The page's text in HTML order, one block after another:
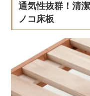
通気性抜群！清
ノコ床板